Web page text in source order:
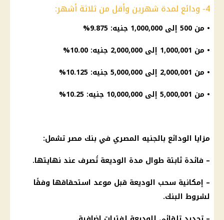
4- ودائع لمدة شهرين وأقل من ثلاثة أشهر:
• من 500 إلى 1,000,000 جنيه: 9.875%
• من 1,000,001 إلى 2,000,000 جنيه: 10.00%
• من 2,000,001 إلى 5,000,000 جنيه: 10.125%
• من 5,000,001 إلى 10,000,000 جنيه: 10.25%
مزايا الودائع بالجنيه المصري في بنك مصرتشمل:
– فائدة ثابتة طوال مدة الوديعة تُصرف عند نهايتها.
– إمكانية سحب الوديعة قبل موعد استحقاقها وفقًا
لشروط البنك.